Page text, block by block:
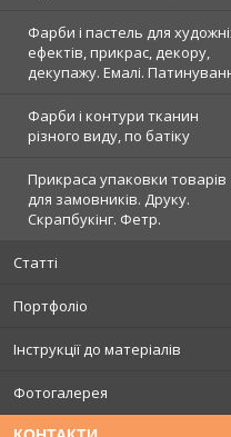
Фарби і пастель для
ефектів, прикрас, декору,
декупажу. Емалі.
Фарби і контури тканин
різного виду, по батіку
Прикраса упаковки товарів
для замовників. Друку.
Скрапбукінг. Фетр.
Статті
Портфоліо
Інструкції до матеріалів
Фотогалерея